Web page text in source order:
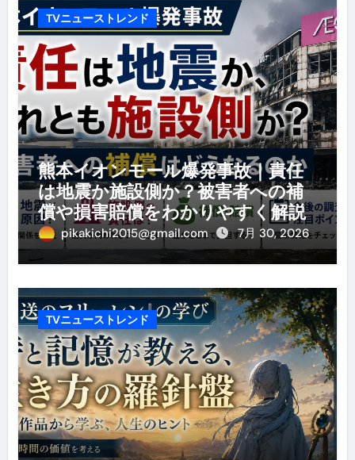
TVニューストレンド
熊本イオンモール爆発事故｜責任
は地震か施設側か？被害者への補
償や損害賠償をわかりやすく解説
pikakichi2015@gmail.com 7月 30, 2026
TVニューストレンド